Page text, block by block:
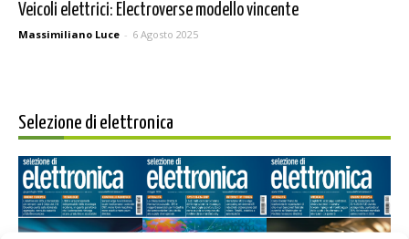
Veicoli elettrici: Electroverse modello vincente
Massimiliano Luce - 6 Agosto 2025
Selezione di elettronica